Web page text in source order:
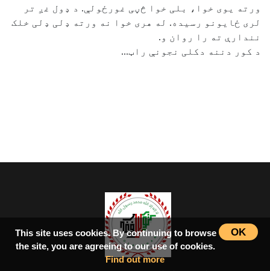
ورته يوی خوا، بلی خوا څڼی غورځولې. د ډول غږ تر
لری ځايونو رسيده. له هری خوا نه ورته ډلی ډلی خلک
نندارې ته را روان و.
د کور دننه دکلی نجونې راټ...
OK
This site uses cookies. By continuing to browse
the site, you are agreeing to our use of cookies.
Find out more